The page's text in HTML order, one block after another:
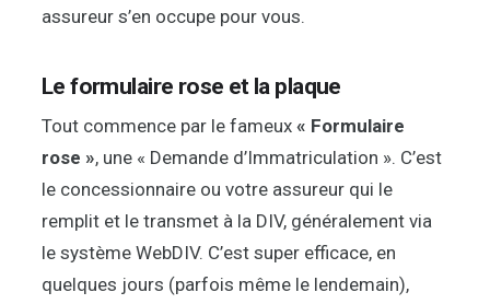
assureur s’en occupe pour vous.
Le formulaire rose et la plaque
Tout commence par le fameux « Formulaire
rose », une « Demande d’Immatriculation ». C’est
le concessionnaire ou votre assureur qui le
remplit et le transmet à la DIV, généralement via
le système WebDIV. C’est super efficace, en
quelques jours (parfois même le lendemain),